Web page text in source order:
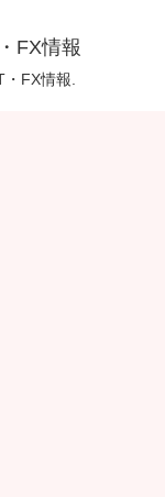
FX情報
FX情報.